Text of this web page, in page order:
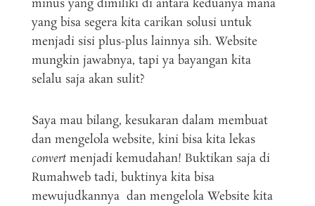
minus yang dimiliki di antara keduanya mana
yang bisa segera kita carikan solusi untuk
menjadi sisi plus-plus lainnya sih. Website
mungkin jawabnya, tapi ya bayangan kita
selalu saja akan sulit?
Saya mau bilang, kesukaran dalam membuat
dan mengelola website, kini bisa kita lekas
convertmenjadi kemudahan! Buktikan saja di
Rumahweb tadi, buktinya kita bisa
mewujudkannya dan mengelola Website kita